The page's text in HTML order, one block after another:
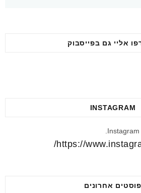
אליי גם בפייסבוק
INSTAGRAM
https://
פוסטים אחרונים